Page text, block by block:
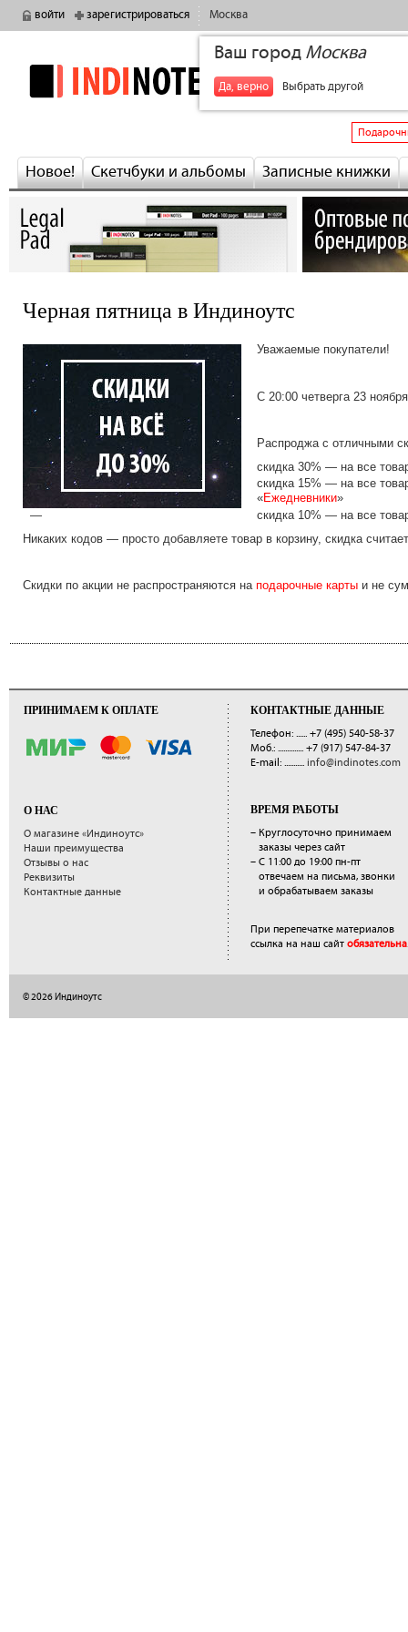
войти зарегистрироваться Москва
Ваш город Москва
Да, верно Выбрать другой
indinotes
Новое! Скетчбуки и альбомы Записные книжки
Черная пятница в Индиноутс
Уважаемые покупатели!
С 20:00 четверга 23
Распроджа с отличными
скидка 30% — на все
скидка 15% — на все
«Ежедневники»
скидка 10% — на все
Никаких кодов — просто добавляете товар в корзину, скидка
Скидки по акции не распространяются на подарочные карты и не
ПРИНИМАЕМ К ОПЛАТЕ
О НАС
О магазине «Индиноутс»
Наши преимущества
Отзывы о нас
Реквизиты
Контактные данные
КОНТАКТНЫЕ ДАННЫЕ
Телефон: ...... +7 (495) 540-58-37
Моб.: .............. +7 (917) 547-84-37
E-mail: ........... info@indinotes.com
ВРЕМЯ РАБОТЫ
– Круглосуточно принимаем
заказы через сайт
– С 11:00 до 19:00 пн-пт
отвечаем на письма, звонки
и обрабатываем заказы
При перепечатке материалов
ссылка на наш сайт обязательна.
© 2026 Индиноутс